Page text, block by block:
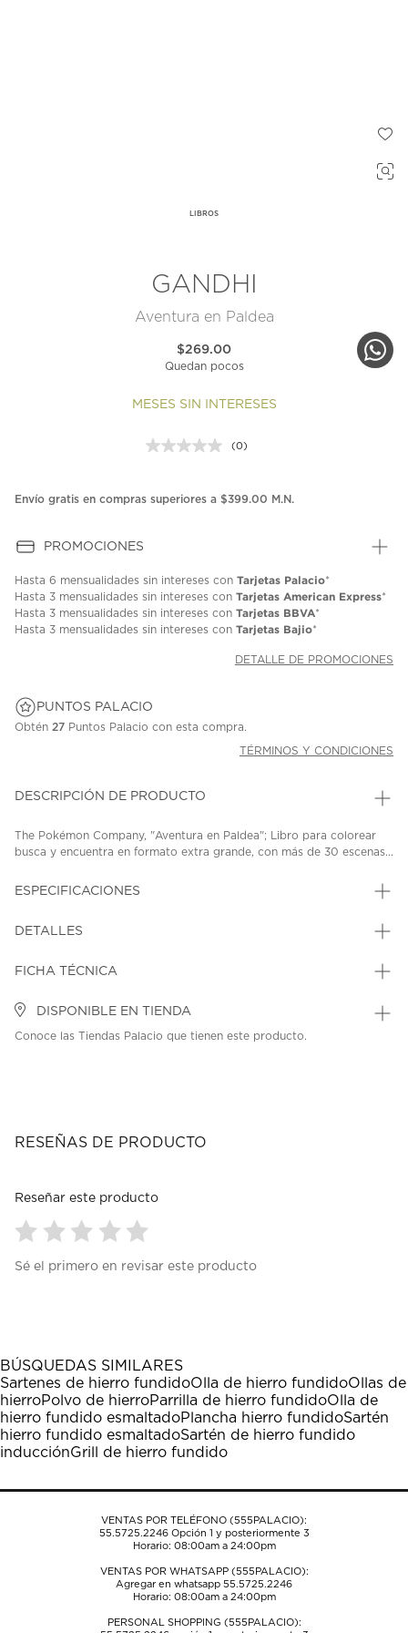
LIBROS
GANDHI
Aventura en Paldea
$269.00
Quedan pocos
MESES SIN INTERESES
Sin
en
(0)
Envío gratis en compras superiores a $399.00 M.N.
PROMOCIONES
Hasta 6 mensualidades sin intereses con Tarjetas Palacio*
Hasta 3 mensualidades sin intereses con Tarjetas American Express*
Hasta 3 mensualidades sin intereses con Tarjetas BBVA*
Hasta 3 mensualidades sin intereses con Tarjetas Bajio*
DETALLE DE PROMOCIONES
PUNTOS PALACIO
Obtén 27 Puntos Palacio con esta compra.
TÉRMINOS Y CONDICIONES
DESCRIPCIÓN DE PRODUCTO
The Pokémon Company, "Aventura en Paldea"; Libro para colorear
busca y encuentra en formato extra grande, con más de 30 escenas...
ESPECIFICACIONES
DETALLES
FICHA TÉCNICA
DISPONIBLE EN TIENDA
Conoce las Tiendas Palacio que tienen este producto.
RESEÑAS DE PRODUCTO
Reseñar este producto
para
1
estrella
Esta
acción
abrirá
el
formulario
envío.
para
estrellas.
Esta
acción
abrirá
el
formulario
envío.
para
estrellas.
Esta
acción
abrirá
el
formulario
envío.
para
estrellas.
Esta
acción
abrirá
el
formulario
envío.
para
estrellas.
Esta
acción
abrirá
el
formulario
envío.
Sé el primero en revisar este producto
BÚSQUEDAS SIMILARES
Sartenes de hierro fundidoOlla de hierro fundidoOllas de
hierroPolvo de hierroParrilla de hierro fundidoOlla de
hierro fundido esmaltadoPlancha hierro fundidoSartén
hierro fundido esmaltadoSartén de hierro fundido
inducciónGrill de hierro fundido
VENTAS POR TELÉFONO (555PALACIO):
55.5725.2246Opción 1 y posteriormente 3
Horario: 08:00am a 24:00pm
VENTAS POR WHATSAPP (555PALACIO):
Agregar en whatsapp 55.5725.2246
Horario: 08:00am a 24:00pm
PERSONAL SHOPPING (555PALACIO):